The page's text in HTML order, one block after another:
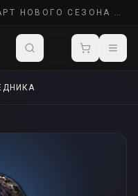
ЛИГА RUNES OF ALDUR — СТАРТ НОВОГО СЕЗОНА POE 2